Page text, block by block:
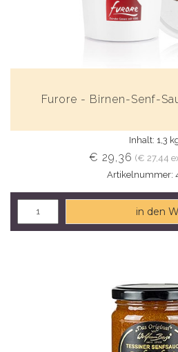
Furore - Birnen-Senf-
Inhalt: 1,3
€ 29,36 (€ 27,44
Artikelnummer:
in den